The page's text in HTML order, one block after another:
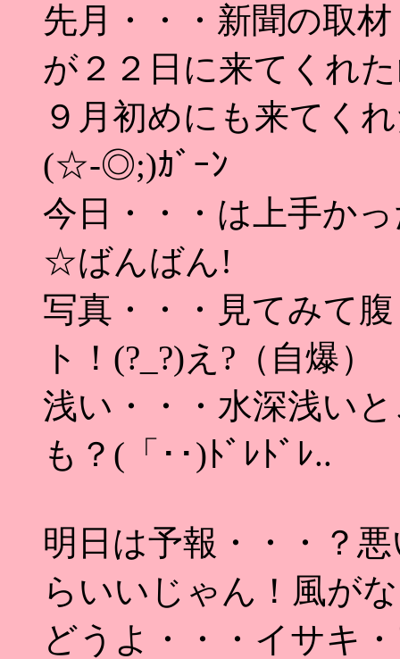
先月・・・新聞の取
が２２日に来てくれ
９月初めにも来てく
(☆-◎;)ｶﾞｰﾝ
今日・・・は上手か
☆ばんばん!
写真・・・見てみて
ト！(?_?)え?（自爆）
浅い・・・水深浅い
も？(「･･)ﾄﾞﾚﾄﾞﾚ..
明日は予報・・・？
らいいじゃん！風が
どうよ・・・イサキ